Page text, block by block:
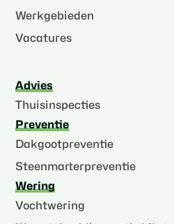
Werkgebieden
Vacatures
Advies
Thuisinspecties
Preventie
Dakgootpreventie
Steenmarterpreventie
Wering
Vochtwering